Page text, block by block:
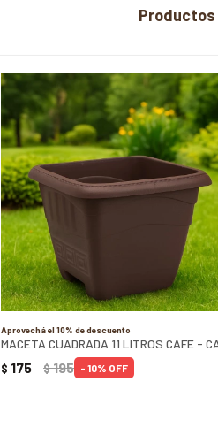
Aprovechá el 10% de descuento
MACETA CUADRADA 11 LITROS CAFE -
$ 175 $195 10